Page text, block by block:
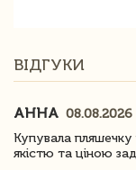
ВІДГУКИ
АННА 08.08.2026
Купувала пляшечку
якістю та ціною